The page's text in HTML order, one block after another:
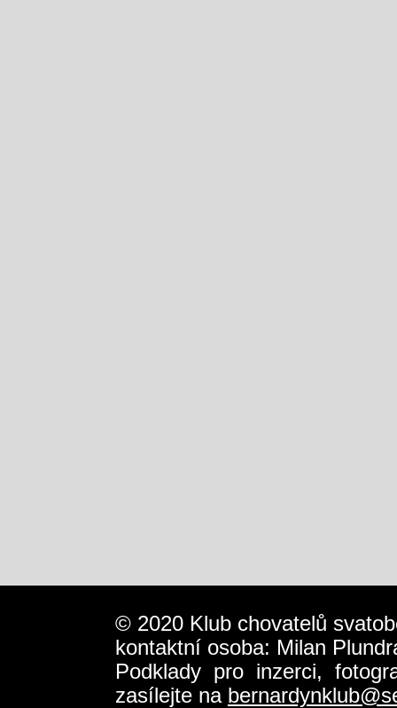
© 2020 Klub chovatelů
kontaktní osoba: Milan
Podklady pro inzerci,
zasílejte na